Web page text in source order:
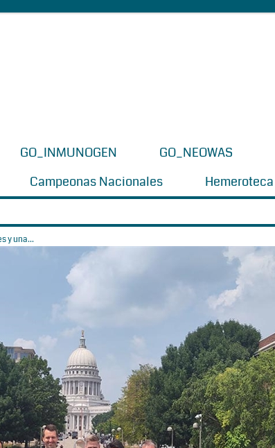
GO_INMUNOGEN GO_NEOWAS
Campeonas Nacionales Hemeroteca
y una...